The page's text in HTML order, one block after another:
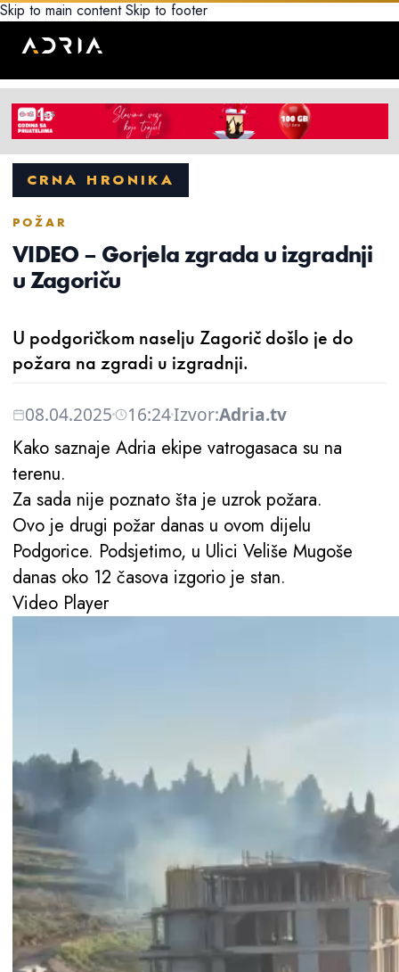
Skip to main content Skip to footer
CRNA HRONIKA
POŽAR
VIDEO – Gorjela zgrada u izgradnji
u Zagoriču
U podgoričkom naselju Zagorič došlo je do
požara na zgradi u izgradnji.
08.04.2025 16:24Izvor:Adria.tv
Kako saznaje Adria ekipe vatrogasaca su na
terenu.
Za sada nije poznato šta je uzrok požara.
Ovo je drugi požar danas u ovom dijelu
Podgorice. Podsjetimo, u Ulici Veliše Mugoše
danas oko 12 časova izgorio je stan.
Video Player